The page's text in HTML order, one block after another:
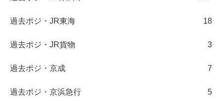
過去ポジ・JR東海 18
過去ポジ・JR貨物 3
過去ポジ・京成 7
過去ポジ・京浜急行 5